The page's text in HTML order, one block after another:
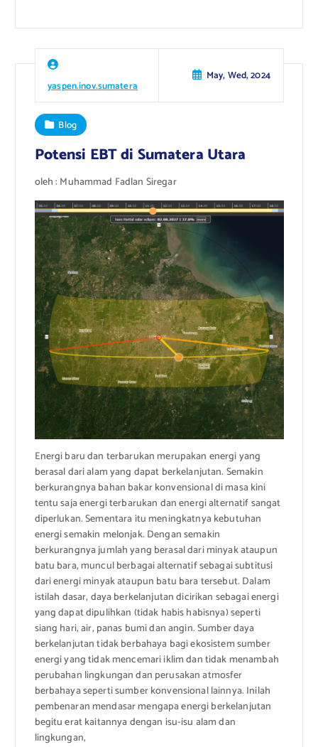
yaspen.inov.sumatera
May, Wed, 2024
Blog
Potensi EBT di Sumatera Utara
oleh : Muhammad Fadlan Siregar
Energi baru dan terbarukan merupakan energi yang
berasal dari alam yang dapat berkelanjutan. Semakin
berkurangnya bahan bakar konvensional di masa kini
tentu saja energi terbarukan dan energi alternatif sangat
diperlukan. Sementara itu meningkatnya kebutuhan
energi semakin melonjak. Dengan semakin
berkurangnya jumlah yang berasal dari minyak ataupun
batu bara, muncul berbagai alternatif sebagai subtitusi
dari energi minyak ataupun batu bara tersebut. Dalam
istilah dasar, daya berkelanjutan dicirikan sebagai energi
yang dapat dipulihkan (tidak habis habisnya) seperti
siang hari, air, panas bumi dan angin. Sumber daya
berkelanjutan tidak berbahaya bagi ekosistem sumber
energi yang tidak mencemari iklim dan tidak menambah
perubahan lingkungan dan perusakan atmosfer
berbahaya seperti sumber konvensional lainnya. Inilah
pembenaran mendasar mengapa energi berkelanjutan
begitu erat kaitannya dengan isu-isu alam dan
lingkungan,